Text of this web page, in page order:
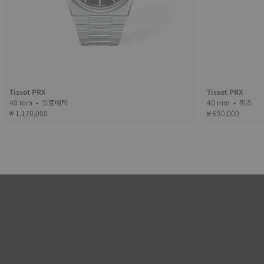
Tissot PRX
40 mm • 오토매틱
₩ 1,170,000
Tissot PRX
40 mm • 쿼츠
₩ 650,000